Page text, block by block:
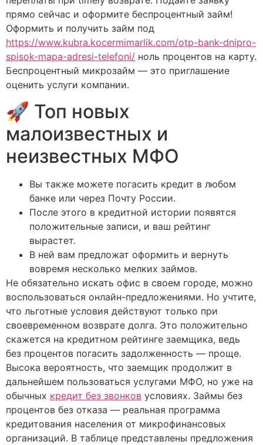
прямо сейчас и оформите беспроцентный займ!
Оформить и получить займ под
https://www.kubra.kocermimarlik.com/otp-bank-dnipro-
spisok-mapa-adresi-telefoni/ ноль процентов на карту.
Беспроцентный микрозайм — это приглашение
оценить услуги компании.
🚀 Топ новых
малоизвестных и
неизвестных МФО
Вы также можете погасить кредит в любом
банке или через Почту России.
После этого в кредитной истории появятся
положительные записи, и ваш рейтинг
вырастет.
В ней вам предложат оформить и вернуть
вовремя несколько мелких займов.
Не обязательно искать офис в своем городе, можно
воспользоваться онлайн-предложениями. Но учтите,
что льготные условия действуют только при
своевременном возврате долга. Это положительно
скажется на кредитном рейтинге заемщика, ведь
без процентов погасить задолженность — проще.
Высока вероятность, что заемщик продолжит в
дальнейшем пользоваться услугами МФО, но уже на
обычных кредит без звонков условиях. Займы без
процентов без отказа — реальная программа
кредитования населения от микрофинансовых
организаций. В таблице представлены предложения